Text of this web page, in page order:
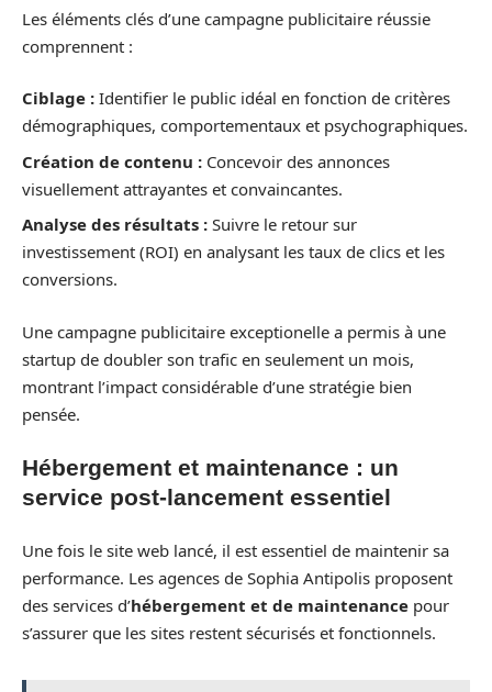
Les éléments clés d’une campagne publicitaire réussie
comprennent :
Ciblage : Identifier le public idéal en fonction de critères
démographiques, comportementaux et psychographiques.
Création de contenu : Concevoir des annonces
visuellement attrayantes et convaincantes.
Analyse des résultats : Suivre le retour sur
investissement (ROI) en analysant les taux de clics et les
conversions.
Une campagne publicitaire exceptionelle a permis à une
startup de doubler son trafic en seulement un mois,
montrant l’impact considérable d’une stratégie bien
pensée.
Hébergement et maintenance : un
service post-lancement essentiel
Une fois le site web lancé, il est essentiel de maintenir sa
performance. Les agences de Sophia Antipolis proposent
des services d’hébergement et de maintenance pour
s’assurer que les sites restent sécurisés et fonctionnels.